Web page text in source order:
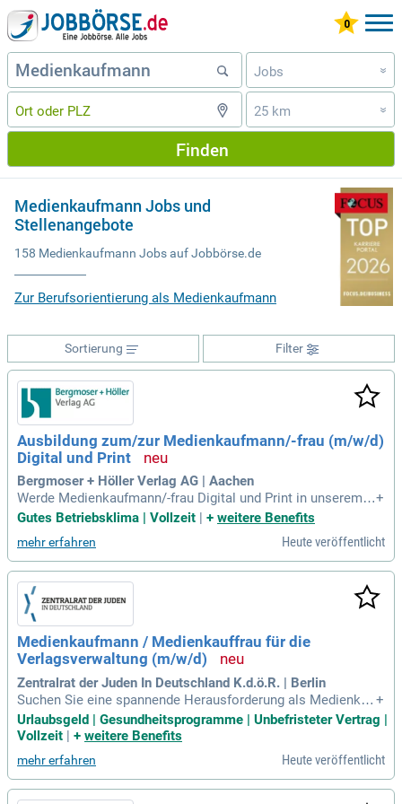
Jobs »
25 km »
Finden
Medienkaufmann Jobs und
Stellenangebote
158 Medienkaufmann Jobs auf Jobbörse.de
Zur Berufsorientierung als Medienkaufmann
Filter
Sortierung
Ausbildung zum/zur Medienkaufmann/-frau (m/w/d)
Digital und Print
Bergmoser + Höller Verlag AG | Aachen
Werde Medienkaufmann/-frau Digital und Print in unserem e
tablierten Zeitschriftenverlag! In der dualen Ausbildung erhäl
nagement, um deine Stärken zu entdecken. Voraussetzunge
n sind Abitur, Fachhochschulreife oder ein Abschluss einer
höheren Handelsschule sowie Teamgeist und Zuverlässigke
it. Wir bieten eine fundierte Ausbildung in einem zukunftsori
entierten Berufsfeld mit hoher Übernahmechance. Unsere A
uszubildenden profitieren von praxisnaher Einarbeitung und
umfassender Betreuung. Bewirb dich jetzt und starte deine K
arriere im spannenden Medienbereich!
+
Gutes Betriebsklima | Vollzeit
+ weitere Benefits
mehr erfahren Heute veröffentlicht
Medienkaufmann / Medienkauffrau für die
Verlagsverwaltung (m/w/d)
Zentralrat der Juden In Deutschland K.d.ö.R. | Berlin
Suchen Sie eine spannende Herausforderung als Medienkau
fmann/-frau für Verlagsverwaltung (m/w/d)? In dieser Positi
on sind Sie verantwortlich für die strategische Neuaufstellu
nkunden. Zudem entwickeln Sie innovative Marketingkonze
pte und stehen als Ansprechpartner in Rechte- und Lizenzfra
gen zur Verfügung. Mit mehrjähriger Erfahrung im Zeitungsv
+
Urlaubsgeld | Gesundheitsprogramme | Unbefristeter Vertrag |
Vollzeit | + weitere Benefits
mehr erfahren Heute veröffentlicht